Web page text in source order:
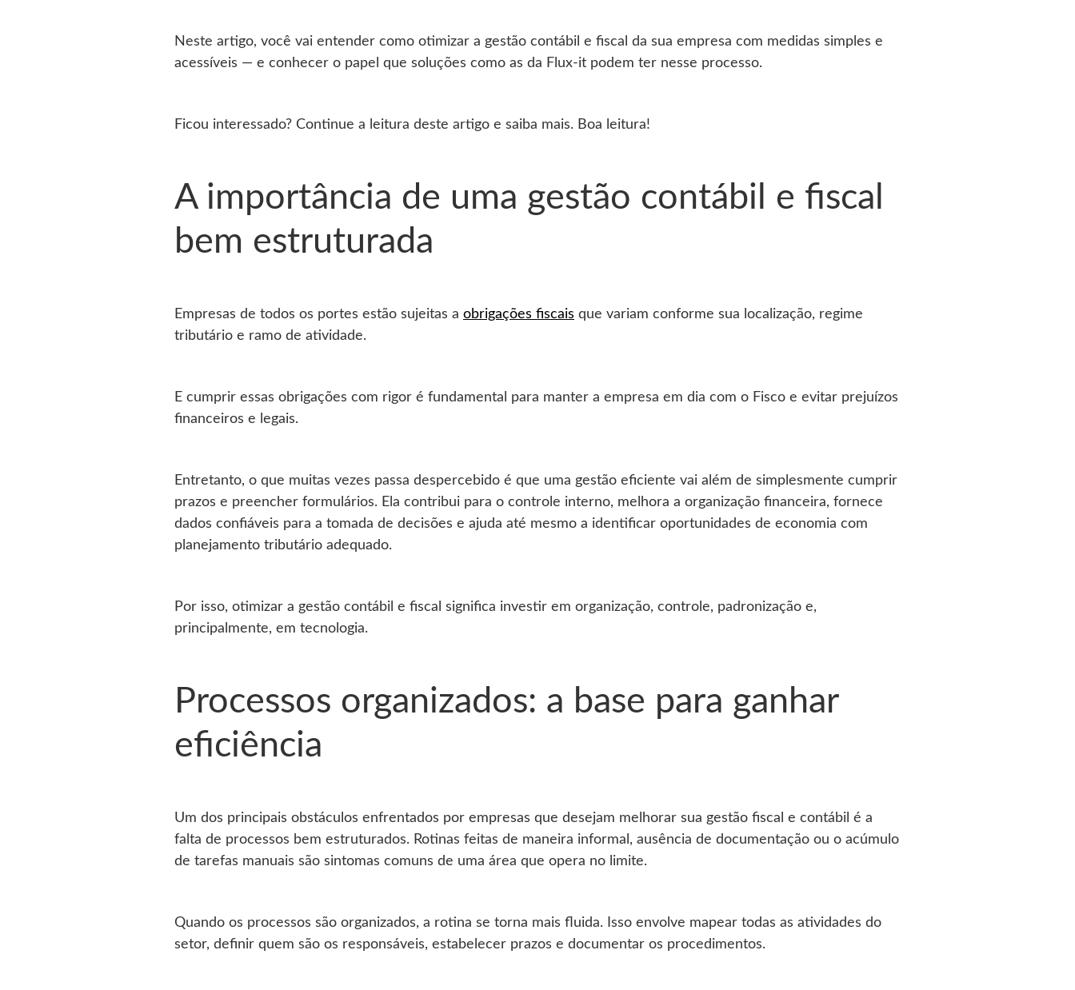
Neste artigo, você vai entender como otimizar a gestão contábil e fiscal da sua empresa com medidas simples e
acessíveis — e conhecer o papel que soluções como as da Flux-it podem ter nesse processo.
Ficou interessado? Continue a leitura deste artigo e saiba mais. Boa leitura!
A importância de uma gestão contábil e fiscal
bem estruturada
Empresas de todos os portes estão sujeitas a obrigações fiscais que variam conforme sua localização, regime
tributário e ramo de atividade.
E cumprir essas obrigações com rigor é fundamental para manter a empresa em dia com o Fisco e evitar prejuízos
financeiros e legais.
Entretanto, o que muitas vezes passa despercebido é que uma gestão eficiente vai além de simplesmente cumprir
prazos e preencher formulários. Ela contribui para o controle interno, melhora a organização financeira, fornece
dados confiáveis para a tomada de decisões e ajuda até mesmo a identificar oportunidades de economia com
planejamento tributário adequado.
Por isso, otimizar a gestão contábil e fiscal significa investir em organização, controle, padronização e,
principalmente, em tecnologia.
Processos organizados: a base para ganhar
eficiência
Um dos principais obstáculos enfrentados por empresas que desejam melhorar sua gestão fiscal e contábil é a
falta de processos bem estruturados. Rotinas feitas de maneira informal, ausência de documentação ou o acúmulo
de tarefas manuais são sintomas comuns de uma área que opera no limite.
Quando os processos são organizados, a rotina se torna mais fluida. Isso envolve mapear todas as atividades do
setor, definir quem são os responsáveis, estabelecer prazos e documentar os procedimentos.